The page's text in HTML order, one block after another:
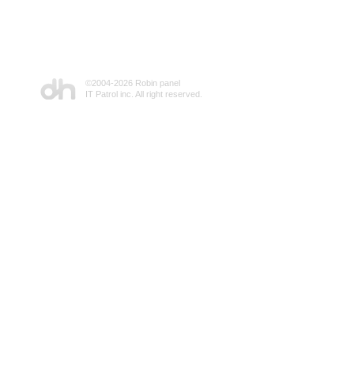
©2004-2026 Robin panel
IT Patrol inc. All right reserved.